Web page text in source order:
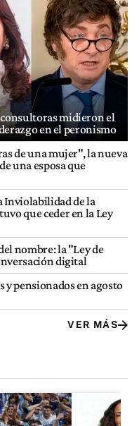
midieron el
en el peronismo
de una mujer", la nueva
una esposa que
Inviolabilidad de la
que ceder en la Ley
nombre: la "Ley de
digital
y pensionados en agosto
VER MÁS
más comentarios en los
"La inflación en CABA
Un artículo de tendencia con